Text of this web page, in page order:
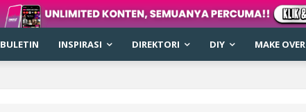
BULETIN INSPIRASI DIREKTORI DIY MAKE OVER